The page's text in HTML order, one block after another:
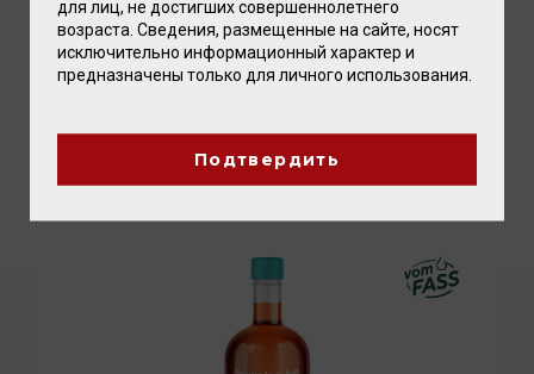
Виски/ уэльский
2 400.00 ₽
для лиц, не достигших совершеннолетнего
возраста. Сведения, размещенные на сайте, носят
исключительно информационный характер и
предназначены только для личного использования.
Подтвердить